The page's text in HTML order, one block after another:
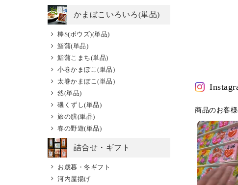
かまぼこいろいろ(単品)
棒S(ボウズ)(単品)
鮨蒲(単品)
鮨蒲こまち(単品)
小巻かまぼこ(単品)
太巻かまぼこ(単品)
然(単品)
磯くずし(単品)
旅の膳(単品)
春の野遊(単品)
詰合せ・ギフト
お歳暮・冬ギフト
河内屋揚げ
商品のお客